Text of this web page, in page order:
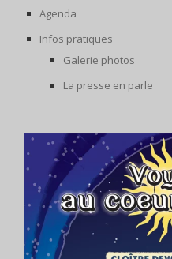
Agenda
Infos pratiques
Galerie photos
La presse en parle